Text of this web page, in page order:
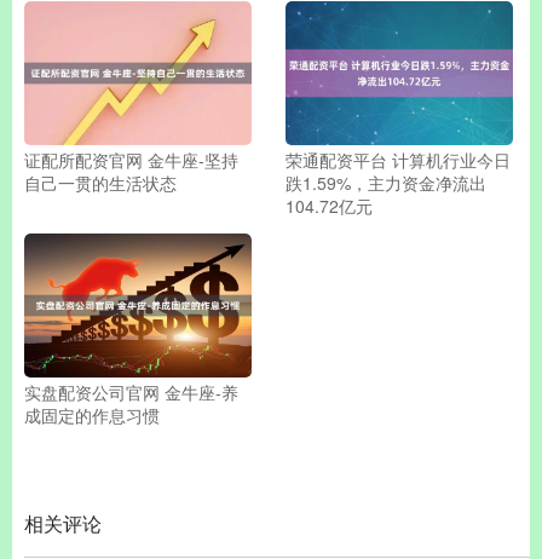
证配所配资官网 金牛座-坚持
自己一贯的生活状态
荣通配资平台 计算机行业今日
跌1.59%，主力资金净流出
104.72亿元
实盘配资公司官网 金牛座-养
成固定的作息习惯
相关评论